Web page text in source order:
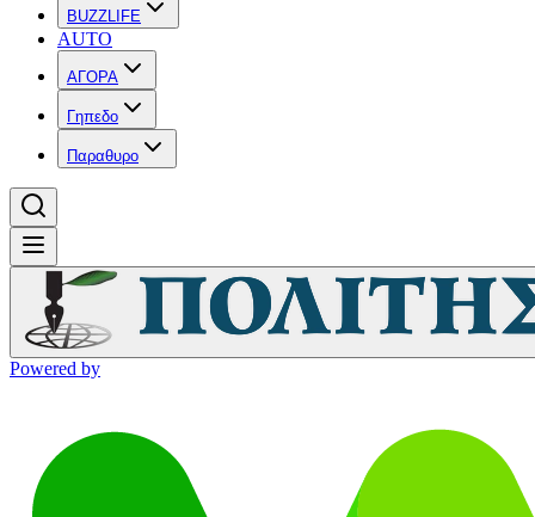
BUZZLIFE
AUTO
ΑΓΟΡΑ
Γηπεδο
Παραθυρο
Powered by